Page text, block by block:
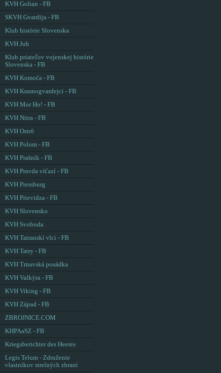
KVH Golian - FB
SKVH Gvardija - FB
Klub histórie Slovenska
KVH Juh
Klub priateľov vojenskej histórie
Slovenska - FB
KVH Komoča - FB
KVH Krasnogvardejci - FB
KVH Mor Ho! - FB
KVH Nitra - FB
KVH Ostrô
KVH Polom - FB
KVH Prašník - FB
KVH Pravda víťazí - FB
KVH Pressburg
KVH Prievidza - FB
KVH Slovensko
KVH Svoboda
KVH Tatranskí vlci - FB
KVH Tatry - FB
KVH Trnavská posádka
KVH Valkýra - FB
KVH Viking - FB
KVH Západ - FB
ZBROJNICE.COM
KHPAaSZ - FB
Kriegsberichter des Heeres
Legis Telum - Združenie
vlastníkov strelných zbraní